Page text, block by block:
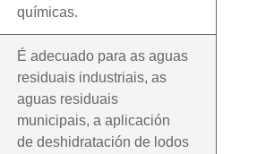
químicas.
É adecuado para as aguas
residuais industriais, as
aguas residuais
municipais, a aplicación
de deshidratación de lodos